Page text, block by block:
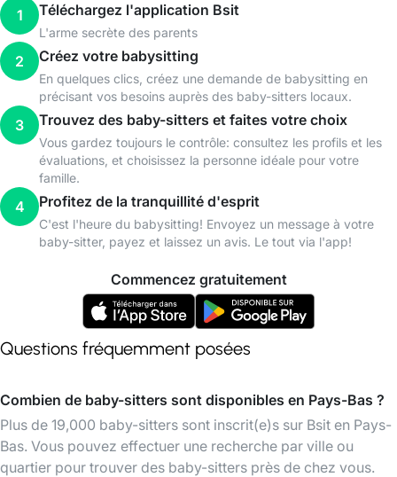
1 Téléchargez l'application Bsit
L'arme secrète des parents
2 Créez votre babysitting
En quelques clics, créez une demande de babysitting en
précisant vos besoins auprès des baby-sitters locaux.
3 Trouvez des baby-sitters et faites votre choix
Vous gardez toujours le contrôle: consultez les profils et les
évaluations, et choisissez la personne idéale pour votre
famille.
4 Profitez de la tranquillité d'esprit
C'est l'heure du babysitting! Envoyez un message à votre
baby-sitter, payez et laissez un avis. Le tout via l'app!
Commencez gratuitement
Questions fréquemment posées
Combien de baby-sitters sont disponibles en Pays-Bas ?
Plus de 19,000 baby-sitters sont inscrit(e)s sur Bsit en Pays-
Bas. Vous pouvez effectuer une recherche par ville ou
quartier pour trouver des baby-sitters près de chez vous.